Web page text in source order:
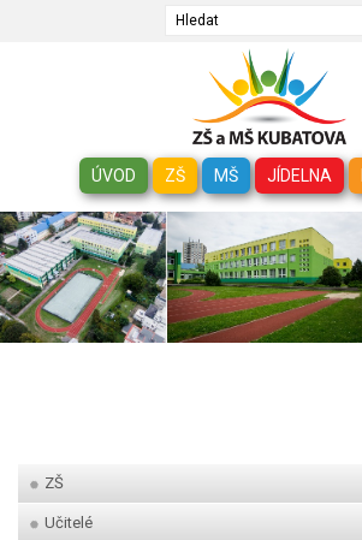
Hledat
ÚVOD ZŠ MŠ JÍDELNA
ZŠ
Učitelé